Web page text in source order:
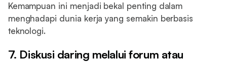
Kemampuan ini menjadi bekal penting dalam
menghadapi dunia kerja yang semakin berbasis
teknologi.
7. Diskusi daring melalui forum atau